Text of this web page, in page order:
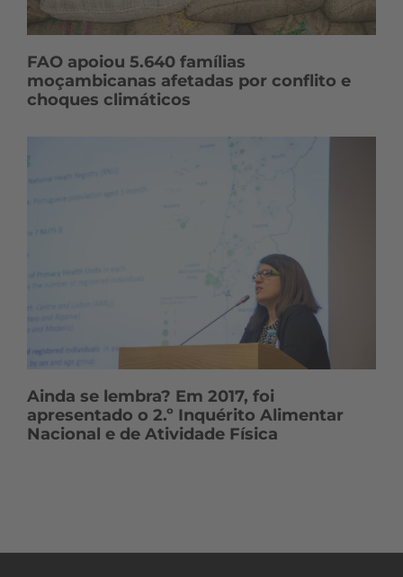
FAO apoiou 5.640 famílias
moçambicanas afetadas por conflito e
choques climáticos
Ainda se lembra? Em 2017, foi
apresentado o 2.º Inquérito Alimentar
Nacional e de Atividade Física